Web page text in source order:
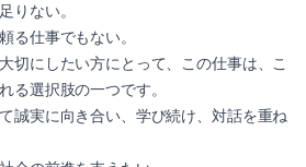
りない。
る仕事でもない。
切にしたい方にとって、この仕事は、こ
る選択肢の一つです。
誠実に向き合い、学び続け、対話を重ね